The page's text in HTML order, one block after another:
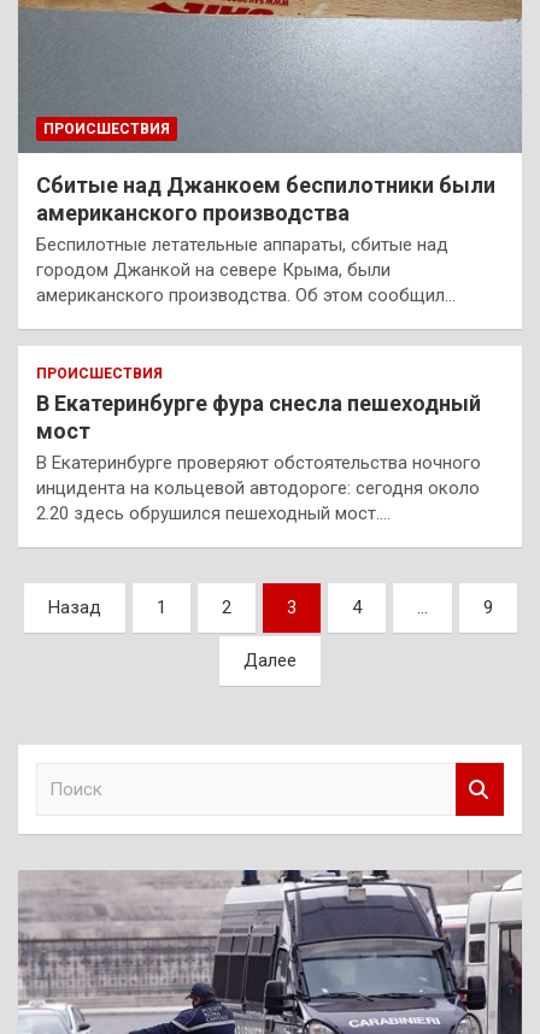
ПРОИСШЕСТВИЯ
Сбитые над Джанкоем беспилотники были
американского производства
Беспилотные летательные аппараты, сбитые над
городом Джанкой на севере Крыма, были
американского производства. Об этом сообщил…
ПРОИСШЕСТВИЯ
В Екатеринбурге фура снесла пешеходный
мост
В Екатеринбурге проверяют обстоятельства ночного
инцидента на кольцевой автодороге: сегодня около
2.20 здесь обрушился пешеходный мост.…
Пагинация
записей
Назад 1 2 3 4 … 9
Далее
к